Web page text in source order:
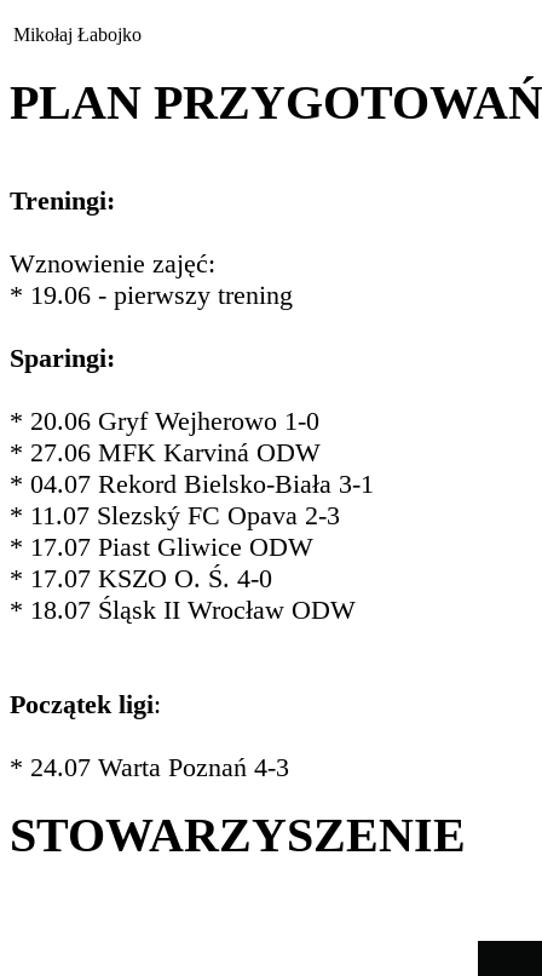
Mikołaj Łabojko
PLAN PRZYGOTOWAŃ
Treningi:
Wznowienie zajęć:
* 19.06 - pierwszy trening
Sparingi:
* 20.06 Gryf Wejherowo 1-0
* 27.06 MFK Karviná ODW
* 04.07 Rekord Bielsko-Biała 3-1
* 11.07 Slezský FC Opava 2-3
* 17.07 Piast Gliwice ODW
* 17.07 KSZO O. Ś. 4-0
* 18.07 Śląsk II Wrocław ODW
Początek ligi:
* 24.07 Warta Poznań 4-3
STOWARZYSZENIE